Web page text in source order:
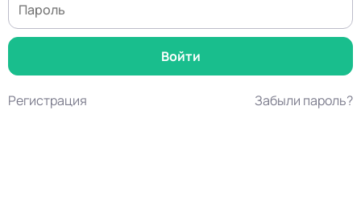
Регистрация Забыли пароль?